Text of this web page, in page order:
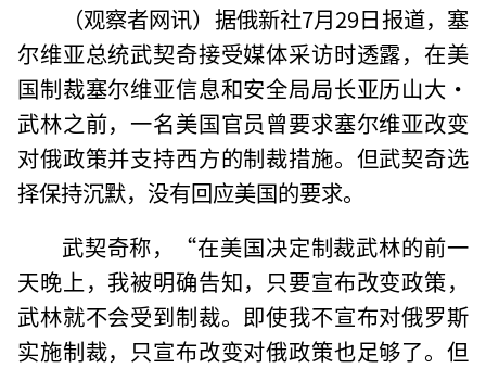
（观察者网讯）据俄新社7月29日报道，塞
尔维亚总统武契奇接受媒体采访时透露，在美
国制裁塞尔维亚信息和安全局局长亚历山大·
武林之前，一名美国官员曾要求塞尔维亚改变
对俄政策并支持西方的制裁措施。但武契奇选
择保持沉默，没有回应美国的要求。
武契奇称，“在美国决定制裁武林的前一
天晚上，我被明确告知，只要宣布改变政策，
武林就不会受到制裁。即使我不宣布对俄罗斯
实施制裁，只宣布改变对俄政策也足够了。但